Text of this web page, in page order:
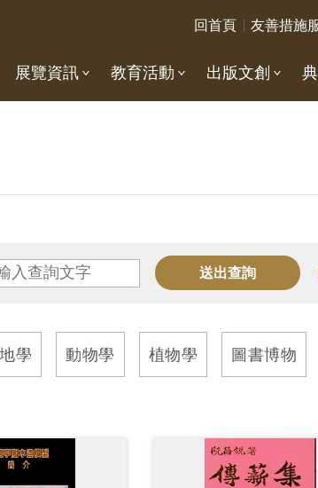
回首頁 友善措施
展覽資訊 教育活動 出版文創
地學 動物學 植物學 圖書博物